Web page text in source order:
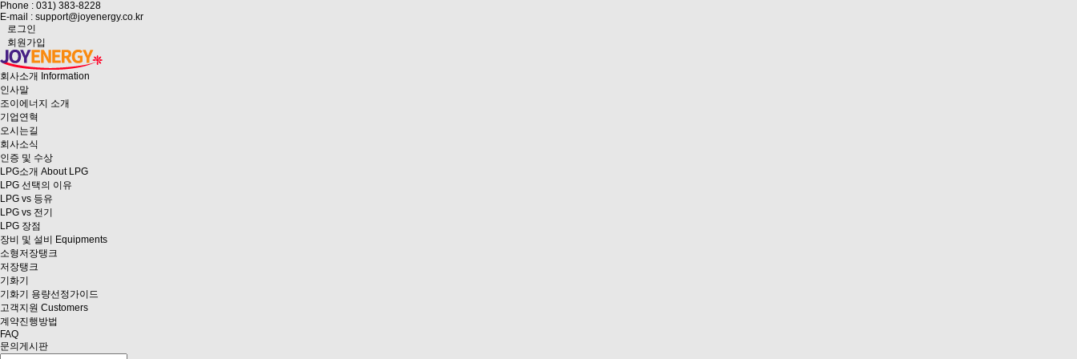
Phone : 031) 383-8228
E-mail : support@joyenergy.co.kr
로그인
회원가입
회사소개 Information
인사말
조이에너지 소개
기업연혁
오시는길
회사소식
인증 및 수상
LPG소개 About LPG
LPG 선택의 이유
LPG vs 등유
LPG vs 전기
LPG 장점
장비 및 설비
Equipments
소형저장탱크
저장탱크
기화기
기화기 용량선정가이드
고객지원 Customers
계약진행방법
FAQ
문의게시판